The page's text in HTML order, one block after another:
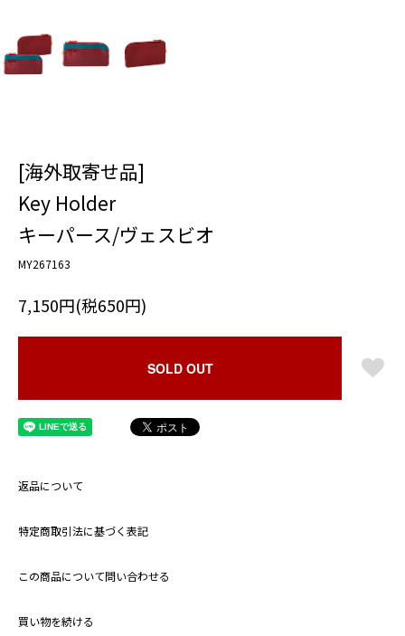
[海外取寄せ品]
Key Holder
キーパース/ヴェスビオ
MY267163
7,150円(税650円)
SOLD OUT
返品について
特定商取引法に基づく表記
この商品について問い合わせる
買い物を続ける